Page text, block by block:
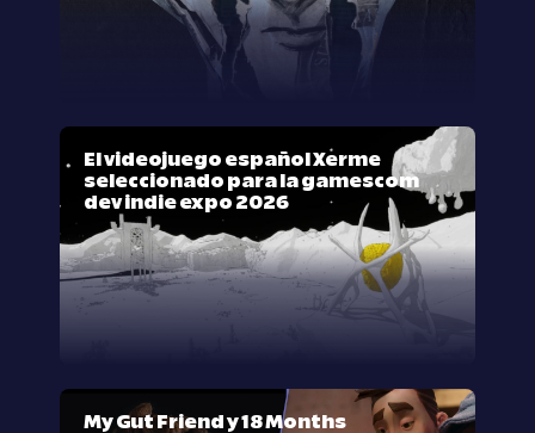
El videojuego español Xerme
seleccionado para la gamescom
dev indie expo 2026
My Gut Friend y 18 Months